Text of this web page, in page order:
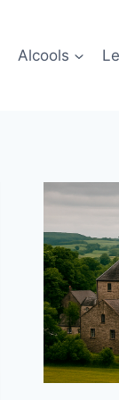
Alcools